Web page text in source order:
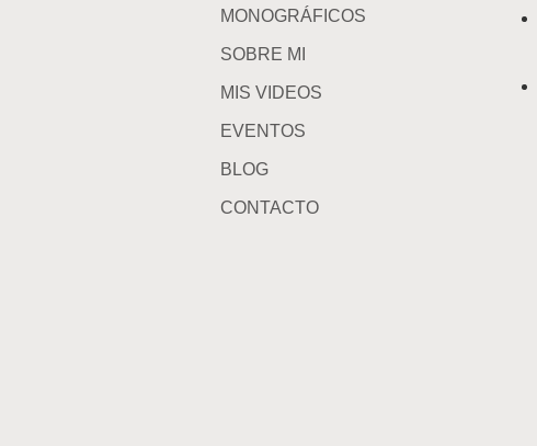
MONOGRÁFICOS
SOBRE MI
MIS VIDEOS
EVENTOS
BLOG
CONTACTO